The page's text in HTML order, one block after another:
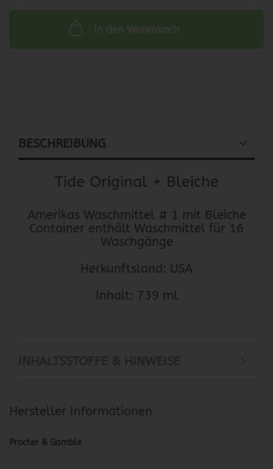
In den Warenkorb
BESCHREIBUNG
Tide Original + Bleiche
Amerikas Waschmittel # 1 mit Bleiche
Container enthält Waschmittel für 16
Waschgänge
Herkunftsland: USA
Inhalt: 739 ml
Hersteller Informationen
Procter & Gamble